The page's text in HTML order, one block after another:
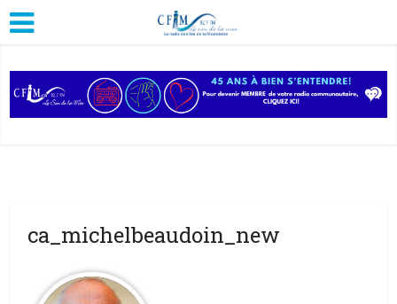
ca_michelbeaudoin_new